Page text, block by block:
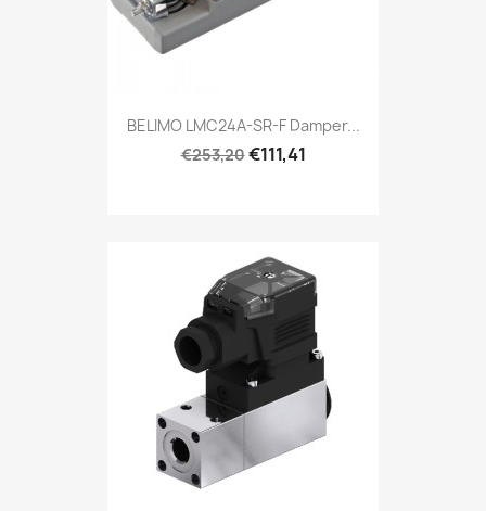
BELIMO LMC24A-SR-F Damper...
€253,20€111,41